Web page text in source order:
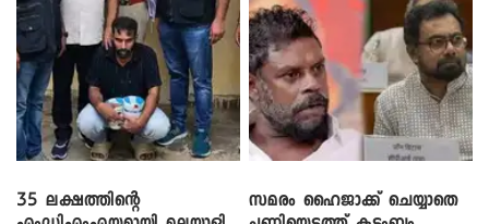
35 ലക്ഷത്തിന്റെ
സമരം ഹൈജാക്ക് ചെയ്യാതെ